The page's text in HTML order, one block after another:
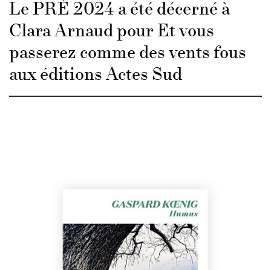
Le PRÉ 2024 a été décerné à
Clara Arnaud pour Et vous
passerez comme des vents fous
aux éditions Actes Sud